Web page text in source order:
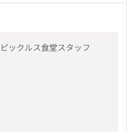
ックルス食堂スタッフ